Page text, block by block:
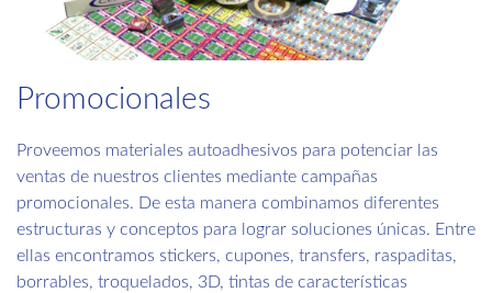
Promocionales
Proveemos materiales autoadhesivos para potenciar las
ventas de nuestros clientes mediante campañas
promocionales. De esta manera combinamos diferentes
estructuras y conceptos para lograr soluciones únicas. Entre
ellas encontramos stickers, cupones, transfers, raspaditas,
borrables, troquelados, 3D, tintas de características